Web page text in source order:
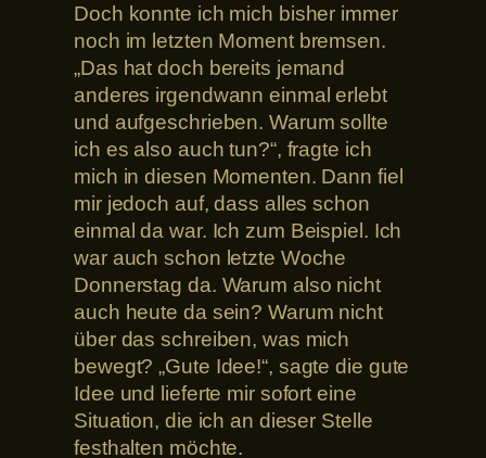
Doch konnte ich mich bisher immer
noch im letzten Moment bremsen.
„Das hat doch bereits jemand
anderes irgendwann einmal erlebt
und aufgeschrieben. Warum sollte
ich es also auch tun?“, fragte ich
mich in diesen Momenten. Dann fiel
mir jedoch auf, dass alles schon
einmal da war. Ich zum Beispiel. Ich
war auch schon letzte Woche
Donnerstag da. Warum also nicht
auch heute da sein? Warum nicht
über das schreiben, was mich
bewegt? „Gute Idee!“, sagte die gute
Idee und lieferte mir sofort eine
Situation, die ich an dieser Stelle
festhalten möchte.